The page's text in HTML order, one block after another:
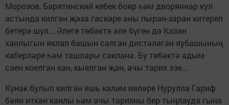
Морозов, Барятинский кебек бояр һәм дворяннар кул
астында килгән җәза гаскәре аны пыран-заран китереп
бетерә шул... Әлеге төбәктә әле бүген дә Казан
ханлыгын яклап башын салган дистәләгән яубашының
каберләре һәм ташлары саклана. Бу төбәктә адым
саен коелган кан, кыелган җан, ачы тарих эзе...
Кунак булып килгән яшь каләм ияләре Нурулла Гариф
бәян иткән канлы һәм ачы тарихны бер тыңлауда гына